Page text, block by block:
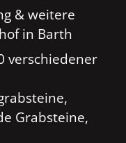
& weitere
in Barth
verschiedener
Grabsteine,